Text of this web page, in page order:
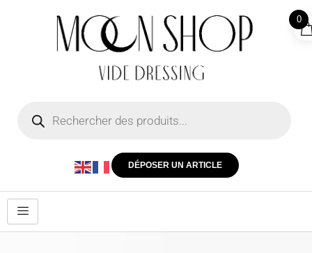
DÉPOSER UN ARTICLE
0